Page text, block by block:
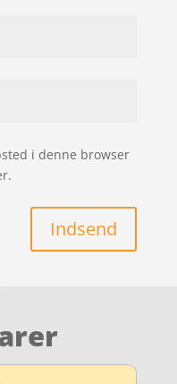
i denne browser
Indsend